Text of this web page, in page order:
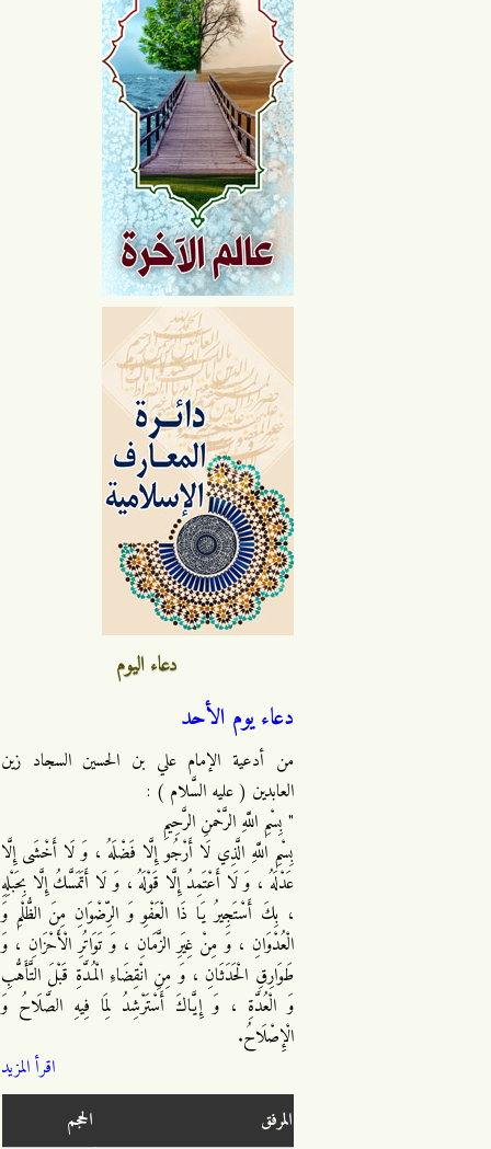
دعاء اليوم
دعاء يوم الأحد
من أدعية الإمام علي بن الحسين السجاد زين
العابدين ( عليه السَّلام ) :
" بِسْمِ اللَّهِ الرَّحْمنِ الرَّحِيمِ
بِسْمِ اللَّهِ الَّذِي لَا أَرْجُو إِلَّا فَضْلَهُ ، وَ لَا أَخْشَى إِلَّا
عَدْلَهُ ، وَ لَا أَعْتَمِدُ إِلَّا قَوْلَهُ ، وَ لَا أَتَمَسَّكُ إِلَّا بِحَبْلِهِ
، بِكَ أَسْتَجِيرُ يَا ذَا الْعَفْوِ وَ الرِّضْوَانِ مِنَ الظُّلْمِ وَ
الْعُدْوَانِ ، وَ مِنْ غِيَرِ الزَّمَانِ ، وَ تَوَاتُرِ الْأَحْزَانِ ، وَ
طَوَارِقِ الْحَدَثَانِ ، وَ مِنِ انْقِضَاءِ الْمُدَّةِ قَبْلَ التَّأَهُّبِ
وَ الْعُدَّةِ ، وَ إِيَّاكَ أَسْتَرْشِدُ لِمَا فِيهِ الصَّلَاحُ وَ
الْإِصْلَاحُ.
اقرأ المزيد
المرفق
الحجم